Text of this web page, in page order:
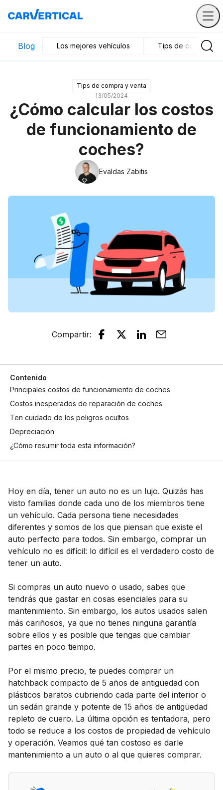
Blog Los mejores vehículos Tips de compra y
Tips de compra y venta
13/05/2024
¿Cómo calcular los costos
de funcionamiento de
coches?
Evaldas Zabitis
Compartir:
Contenido
Principales costos de funcionamiento de coches
Costos inesperados de reparación de coches
Ten cuidado de los peligros ocultos
Depreciación
¿Cómo resumir toda esta información?
Hoy en día, tener un auto no es un lujo. Quizás has
visto familias donde cada uno de los miembros tiene
un vehículo. Cada persona tiene necesidades
diferentes y somos de los que piensan que existe el
auto perfecto para todos. Sin embargo, comprar un
vehículo no es difícil: lo difícil es el verdadero costo de
tener un auto.
Si compras un auto nuevo o usado, sabes que
tendrás que gastar en cosas esenciales para su
mantenimiento. Sin embargo, los autos usados salen
más cariñosos, ya que no tienes ninguna garantía
sobre ellos y es posible que tengas que cambiar
partes en poco tiempo.
Por el mismo precio, te puedes comprar un
hatchback compacto de 5 años de antigüedad con
plásticos baratos cubriendo cada parte del interior o
un sedán grande y potente de 15 años de antigüedad
repleto de cuero. La última opción es tentadora, pero
todo se reduce a los costos de propiedad de vehículo
y operación. Veamos qué tan costoso es darle
mantenimiento a un auto o al que quieres comprar.